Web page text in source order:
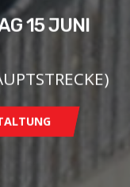
15 JUNI